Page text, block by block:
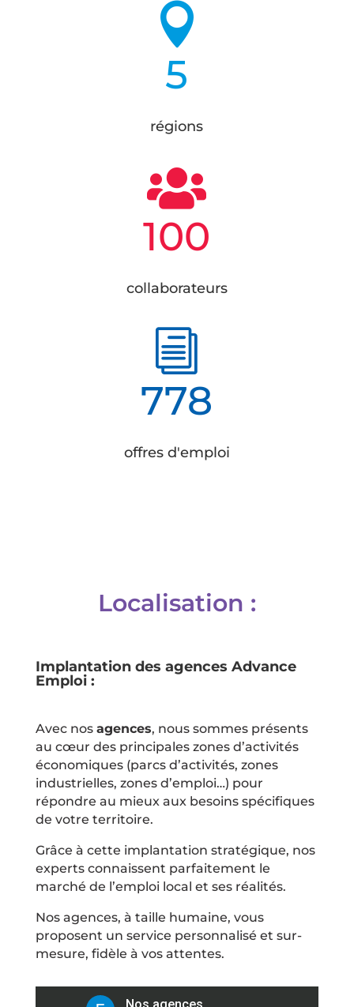

5
régions

100
collaborateurs
i
778
offres d'emploi
Localisation :
Implantation des agences Advance
Emploi :
Avec nos agences, nous sommes présents
au cœur des principales zones d’activités
économiques (parcs d’activités, zones
industrielles, zones d’emploi…) pour
répondre au mieux aux besoins spécifiques
de votre territoire.
Grâce à cette implantation stratégique, nos
experts connaissent parfaitement le
marché de l’emploi local et ses réalités.
Nos agences, à taille humaine, vous
proposent un service personnalisé et sur-
mesure, fidèle à vos attentes.